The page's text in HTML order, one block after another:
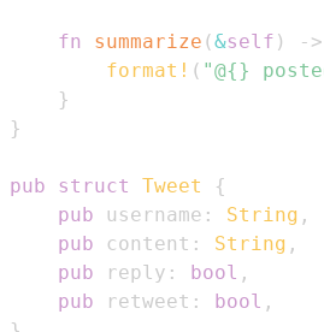
fn summarize (&self ) ->
format! ( "@{}
}
}
pub struct Tweet
{
pub username : String ,
pub content : String ,
pub reply : bool ,
pub retweet : bool ,